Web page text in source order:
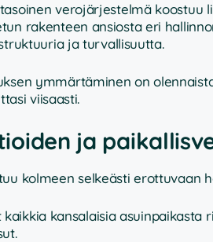
verojärjestelmä koostuu
rakenteen ansiosta eri
ja turvallisuutta.
ymmärtäminen on
viisaasti.
ja
kolmeen selkeästi erottuvaan
kaikkia kansalaisia